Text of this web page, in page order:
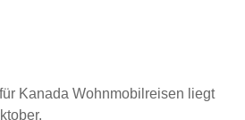
Kanada Wohnmobilreisen liegt